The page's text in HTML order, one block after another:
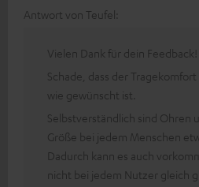
Antwort von Teufel:
Vielen Dank für dein Feedback!
Schade, dass der
wie gewünscht ist.
Selbstverständlich sind Ohren
Größe bei jedem Menschen
Dadurch kann es auch
nicht bei jedem Nutzer gleich